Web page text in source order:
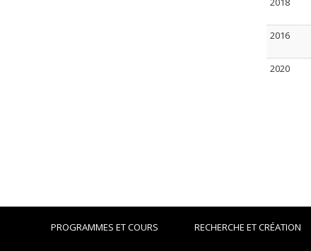
2016
2020
PROGRAMMES ET COURS RECHERCHE ET CRÉATION